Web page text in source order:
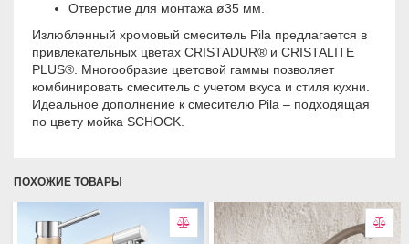
Отверстие для монтажа ø35 мм.
Излюбленный хромовый смеситель Pila предлагается в
привлекательных цветах CRISTADUR® и CRISTALITE
PLUS®. Многообразие цветовой гаммы позволяет
комбинировать смеситель с учетом вкуса и стиля кухни.
Идеальное дополнение к смесителю Pila – подходящая
по цвету мойка SCHOCK.
ПОХОЖИЕ ТОВАРЫ